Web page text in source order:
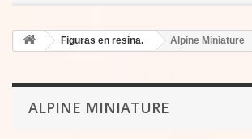
Figuras en resina. Alpine Miniature
ALPINE MINIATURE